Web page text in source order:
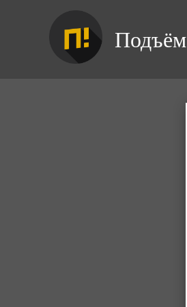
Подъём